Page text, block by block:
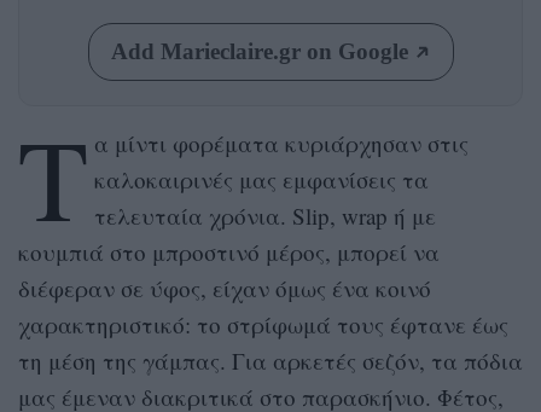
Add Marieclaire.gr on Google
Τ α μίντι φορέματα κυριάρχησαν στις
καλοκαιρινές μας εμφανίσεις τα
τελευταία χρόνια. Slip, wrap ή με
κουμπιά στο μπροστινό μέρος, μπορεί να
διέφεραν σε ύφος, είχαν όμως ένα κοινό
χαρακτηριστικό: το στρίφωμά τους έφτανε έως
τη μέση της γάμπας. Για αρκετές σεζόν, τα πόδια
μας έμεναν διακριτικά στο παρασκήνιο. Φέτος,